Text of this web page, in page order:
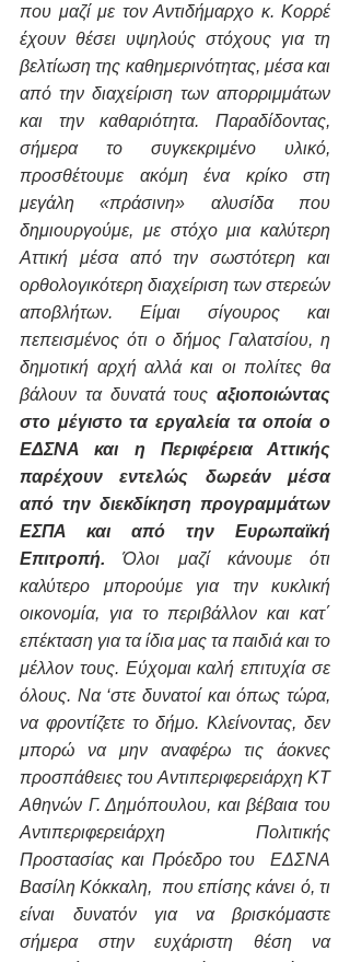
που μαζί με τον Αντιδήμαρχο κ. Κορρέ
έχουν θέσει υψηλούς στόχους για τη
βελτίωση της καθημερινότητας, μέσα και
από την διαχείριση των απορριμμάτων
και την καθαριότητα. Παραδίδοντας,
σήμερα το συγκεκριμένο υλικό,
προσθέτουμε ακόμη ένα κρίκο στη
μεγάλη «πράσινη» αλυσίδα που
δημιουργούμε, με στόχο μια καλύτερη
Αττική μέσα από την σωστότερη και
ορθολογικότερη διαχείριση των στερεών
αποβλήτων. Είμαι σίγουρος και
πεπεισμένος ότι ο δήμος Γαλατσίου, η
δημοτική αρχή αλλά και οι πολίτες θα
βάλουν τα δυνατά τους αξιοποιώντας
στο μέγιστο τα εργαλεία τα οποία ο
ΕΔΣΝΑ και η Περιφέρεια Αττικής
παρέχουν εντελώς δωρεάν μέσα
από την διεκδίκηση προγραμμάτων
ΕΣΠΑ και από την Ευρωπαϊκή
Επιτροπή. Όλοι μαζί κάνουμε ότι
καλύτερο μπορούμε για την κυκλική
οικονομία, για το περιβάλλον και κατ΄
επέκταση για τα ίδια μας τα παιδιά και το
μέλλον τους. Εύχομαι καλή επιτυχία σε
όλους. Να ‘στε δυνατοί και όπως τώρα,
να φροντίζετε το δήμο. Κλείνοντας, δεν
μπορώ να μην αναφέρω τις άοκνες
προσπάθειες του Αντιπεριφερειάρχη ΚΤ
Αθηνών Γ. Δημόπουλου, και βέβαια του
Αντιπεριφερειάρχη Πολιτικής
Προστασίας και Πρόεδρο του  ΕΔΣΝΑ
Βασίλη Κόκκαλη,  που επίσης κάνει ό, τι
είναι δυνατόν για να βρισκόμαστε
σήμερα στην ευχάριστη θέση να